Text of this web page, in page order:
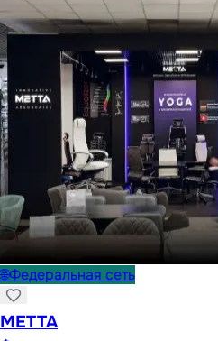
🌐Федеральная сеть
METTA